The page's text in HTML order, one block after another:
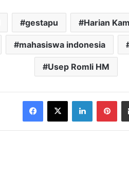
gestapu Harian
mahasiswa indonesia
Usep Romli HM
Facebook
X LinkedIn